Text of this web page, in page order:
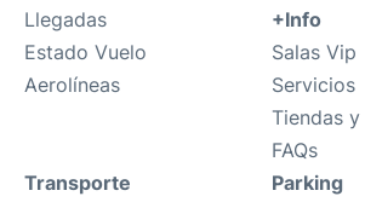
Llegadas
Estado Vuelo
Aerolíneas
+Info
Salas Vip
Servicios
Tiendas
FAQs
Transporte
Parking